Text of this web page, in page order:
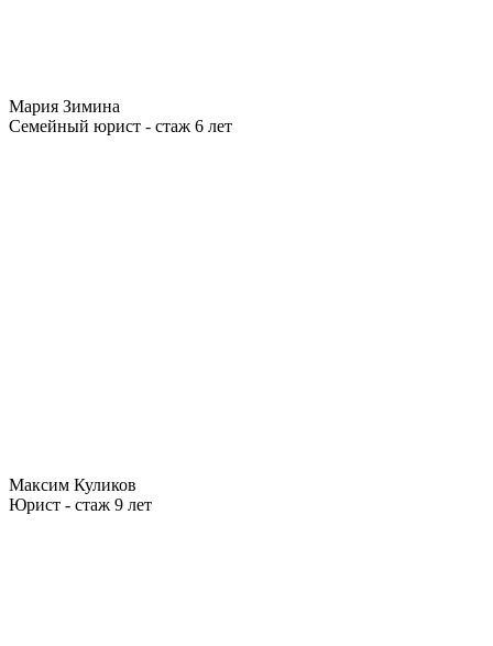
Мария Зимина
Семейный юрист - стаж 6 лет
Максим Куликов
Юрист - стаж 9 лет